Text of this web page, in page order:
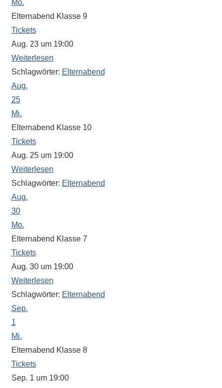
stehen
am
Ende
jeder
Seite
der
Suche
zur
Verfügung.
Mo.
Elternabend Klasse 9
Tickets
Aug. 23 um 19:00
Weiterlesen
Schlagwörter: Elternabend
Aug.
25
Mi.
Elternabend Klasse 10
Tickets
Aug. 25 um 19:00
Weiterlesen
Schlagwörter: Elternabend
Aug.
30
Mo.
Elternabend Klasse 7
Tickets
Aug. 30 um 19:00
Weiterlesen
Schlagwörter: Elternabend
Sep.
1
Mi.
Elternabend Klasse 8
Tickets
Sep. 1 um 19:00